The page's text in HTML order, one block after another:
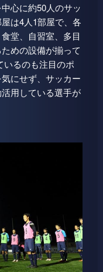
心に約50人のサッ
は4人1部屋で、各
堂、自習室、多目
めの設備が揃って
いるのも注目のポ
にせず、サッカー
用している選手が